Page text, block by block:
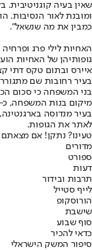
שאין בעיה
ומובנת לאור הנסיבות.
כמבין את מה שנשאל".
האחיות לילי פרג ופרחיה
גופותיהן של האחיות
איירס ובתום טקס דתי
בעיר רחובות שם
בני המשפחה כי סכום
בעיר מנדוסה
לאתר את הגופות.
טעינו? נתקן! אם
מדורים
ספורט
דעות
תרבות ובידור
לייף סטייל
הורוסקופ
שישבת
סוף שבוע
כדאי להכיר
סיפור המשק הישראלי